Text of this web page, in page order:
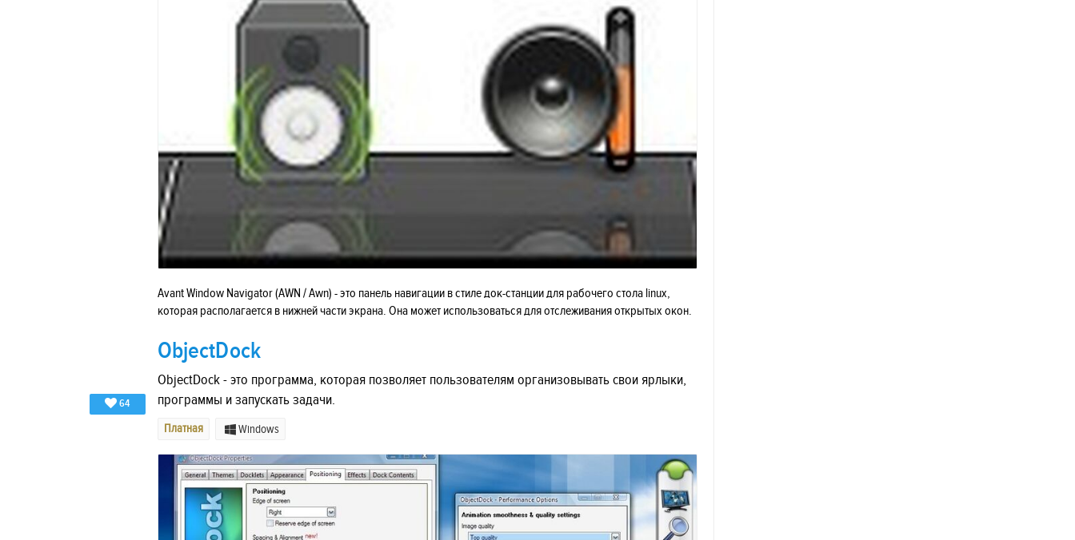
Avant Window Navigator (AWN / Awn) - это панель навигации в стиле док-станции для рабочего стола linux,
которая располагается в нижней части экрана. Она может использоваться для отслеживания открытых окон.
64
ObjectDock
ObjectDock - это программа, которая позволяет пользователям организовывать свои ярлыки,
программы и запускать задачи.
Платная Windows